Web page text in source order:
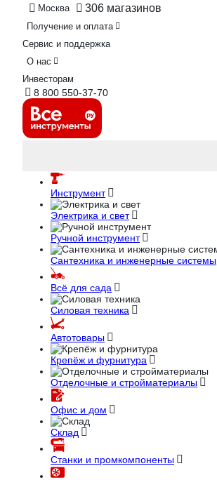
Москва 306 магазинов
Получение и оплата
Сервис и поддержка
О нас
Инвесторам
8 800 550-37-70
Инструмент
Электрика и свет
Ручной инструмент
Сантехника и инженерные системы
Всё для сада
Силовая техника
Автотовары
Крепёж и фурнитура
Отделочные и стройматериалы
Офис и дом
Склад
Станки и промкомпоненты